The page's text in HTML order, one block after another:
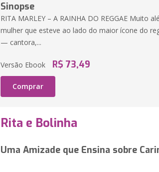
Sinopse
RITA MARLEY – A RAINHA DO REGGAE Muito
mulher que esteve ao lado do maior ícone do
— cantora,...
Versão Ebook R$ 73,49
Comprar
Rita e Bolinha
Uma Amizade que Ensina sobre